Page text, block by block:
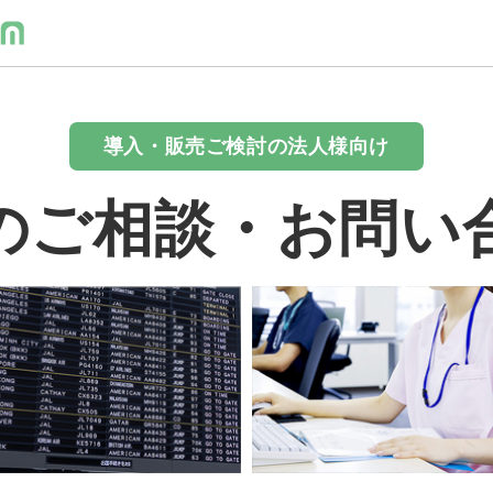
導入・販売ご検討の法人様向け
ご相談・お問い